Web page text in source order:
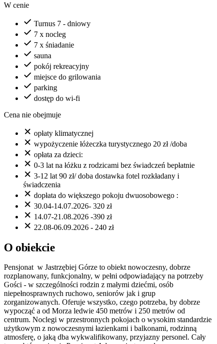
W cenie
Turnus 7 - dniowy
7 x nocleg
7 x śniadanie
sauna
pokój rekreacyjny
miejsce do grilowania
parking
dostęp do wi-fi
Cena nie obejmuje
opłaty klimatycznej
wypożyczenie łóżeczka turystycznego 20 zł /doba
opłata za dzieci:
0-3 lat na łóżku z rodzicami bez świadczeń bepłatnie
3-12 lat 90 zł/ doba dostawka fotel rozkładany i
świadczenia
dopłata do większego pokoju dwuosobowego :
30.04-14.07.2026- 320 zł
14.07-21.08.2026 -390 zł
22.08-06.09.2026 - 240 zł
O obiekcie
Pensjonat w Jastrzębiej Górze to obiekt nowoczesny, dobrze
rozplanowany, funkcjonalny, w pełni odpowiadający na potrzeby
Gości - w szczególności rodzin z małymi dziećmi, osób
niepełnosprawnych ruchowo, seniorów jak i grup
zorganizowanych. Oferuje wszystko, czego potrzeba, by dobrze
wypocząć a od Morza ledwie 450 metrów i 250 metrów od
centrum. Noclegi w przestronnych pokojach o wysokim standardzie
użytkowym z nowoczesnymi łazienkami i balkonami, rodzinną
atmosferę, o jaką dba wykwalifikowany, przyjazny personel. Cały